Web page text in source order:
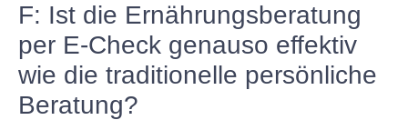
F: Ist die Ernährungsberatung
per E-Check genauso effektiv
wie die traditionelle persönliche
Beratung?